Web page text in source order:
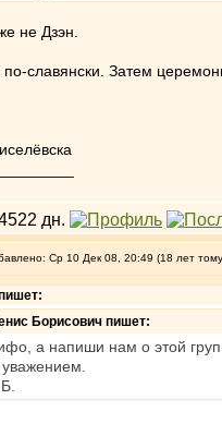
не Дзэн.
по-славянски. Затем
Ср 10 Дек 08, 20:49 (18 лет
Борисович пишет:
а напиши нам о этой